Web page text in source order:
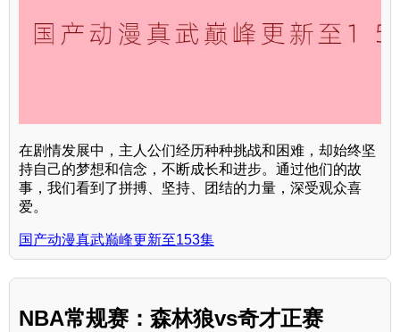
在剧情发展中，主人公们经历种种挑战和困难，却始终坚
持自己的梦想和信念，不断成长和进步。通过他们的故
事，我们看到了拼搏、坚持、团结的力量，深受观众喜
爱。
国产动漫真武巅峰更新至153集
NBA常规赛：森林狼vs奇才正赛